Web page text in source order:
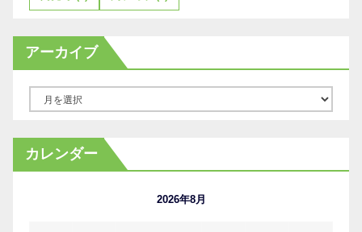
アーカイブ
カ
イ
カレンダー
2026年8月